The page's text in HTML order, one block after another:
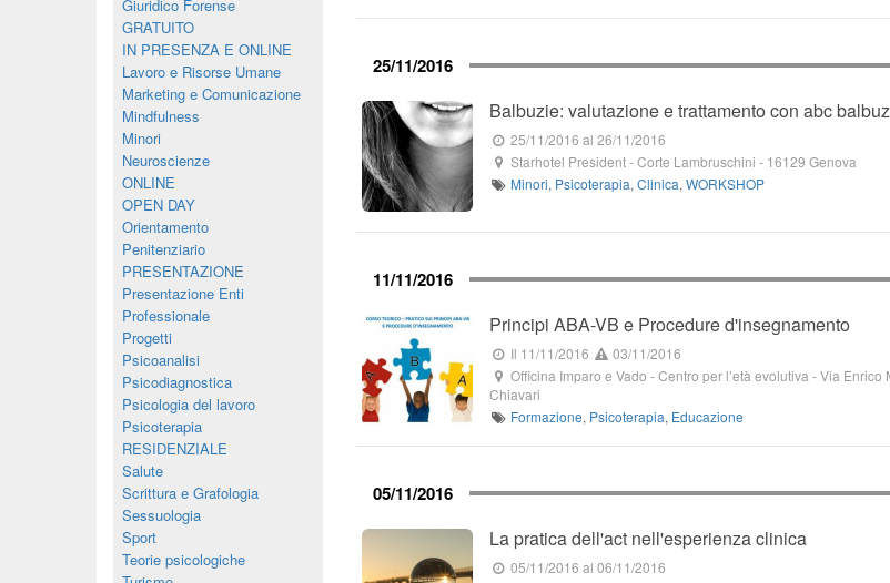
25/11/2016
Balbuzie: valutazione e trattamento con abc
25/11/2016 al 26/11/2016
Starhotel President-Corte Lambruschini - 16129 Genova
Minori, Psicoterapia, Clinica, WORKSHOP
11/11/2016
Principi ABA-VB e Procedure d'insegnamento
Il 11/11/2016
03/11/2016
Officina Imparo e Vado - Centro per l’età evolutiva -Via Enrico
Chiavari
Formazione, Psicoterapia, Educazione
05/11/2016
La pratica dell'act nell'esperienza clinica
05/11/2016 al 06/11/2016
Giuridico Forense
GRATUITO
IN PRESENZA E ONLINE
Lavoro e Risorse Umane
Marketing e Comunicazione
Mindfulness
Minori
Neuroscienze
ONLINE
OPEN DAY
Orientamento
Penitenziario
PRESENTAZIONE
Presentazione Enti
Professionale
Progetti
Psicoanalisi
Psicodiagnostica
Psicologia del lavoro
Psicoterapia
RESIDENZIALE
Salute
Scrittura e Grafologia
Sessuologia
Sport
Teorie psicologiche